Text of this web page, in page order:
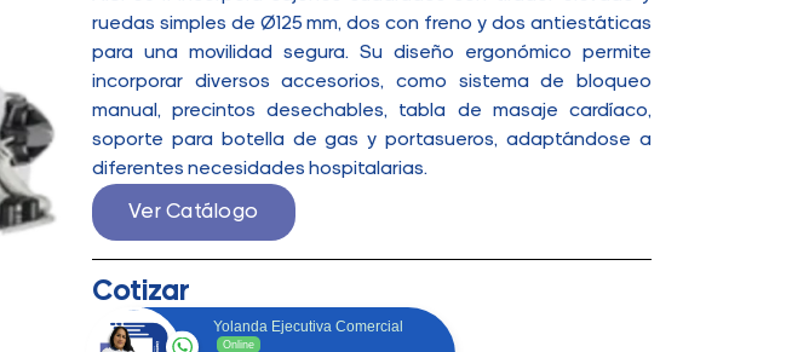
ruedas simples de Ø125 mm, dos con freno y dos antiestáticas
para una movilidad segura. Su diseño ergonómico permite
incorporar diversos accesorios, como sistema de bloqueo
manual, precintos desechables, tabla de masaje cardíaco,
soporte para botella de gas y portasueros, adaptándose a
diferentes necesidades hospitalarias.
Ver Catálogo
Cotizar
Yolanda Ejecutiva Comercial
Online